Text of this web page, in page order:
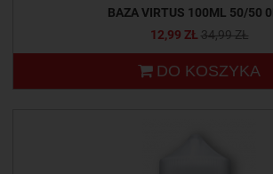
BAZA VIRTUS 100ML 50/50
12,99 ZŁ 34,99 ZŁ
DO KOSZYKA